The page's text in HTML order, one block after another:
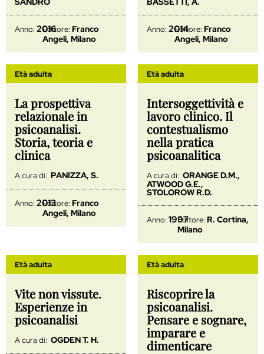
Anno:2016
Editore:Franco
Angeli, Milano
Anno:2014
Editore:Franco
Angeli, Milano
Età adulta
La prospettiva
relazionale in
psicoanalisi.
Storia, teoria e
clinica
A cura di: PANIZZA, S.
Anno:2013
Editore:Franco
Angeli, Milano
Età adulta
Intersoggettività e
lavoro clinico. Il
contestualismo
nella pratica
psicoanalitica
A cura di: ORANGE D.M.,
ATWOOD G.E.,
STOLOROW R.D.
Anno:1997Editore:R. Cortina,
Milano
Età adulta
Vite non vissute.
Esperienze in
psicoanalisi
A cura di: OGDEN T. H.
Età adulta
Riscoprire la
psicoanalisi.
Pensare e sognare,
imparare e
dimenticare